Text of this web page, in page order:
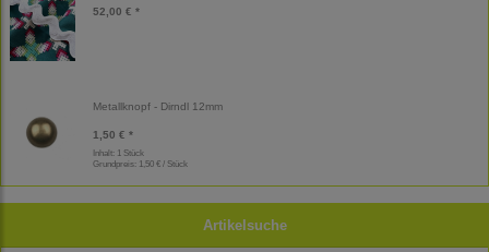
52,00 € *
Metallknopf - Dirndl 12mm
1,50 € *
Inhalt: 1 Stück
Grundpreis: 1,50 € / Stück
Artikelsuche